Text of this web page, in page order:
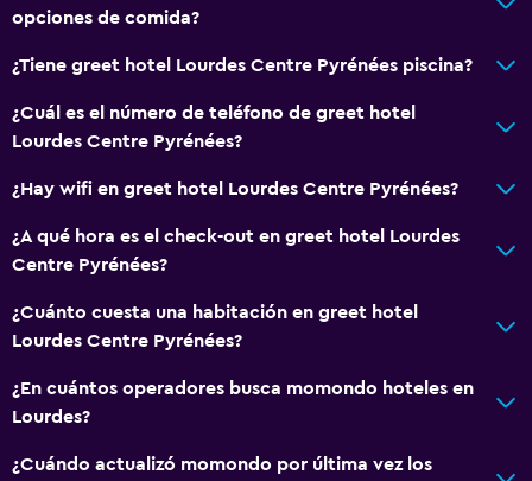
opciones de comida?
¿Tiene greet hotel Lourdes Centre Pyrénées piscina?
¿Cuál es el número de teléfono de greet hotel
Lourdes Centre Pyrénées?
¿Hay wifi en greet hotel Lourdes Centre Pyrénées?
¿A qué hora es el check-out en greet hotel Lourdes
Centre Pyrénées?
¿Cuánto cuesta una habitación en greet hotel
Lourdes Centre Pyrénées?
¿En cuántos operadores busca momondo hoteles en
Lourdes?
¿Cuándo actualizó momondo por última vez los